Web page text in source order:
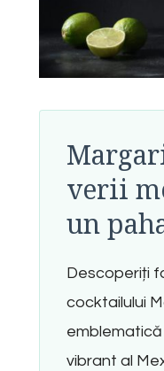
verii
un
Descoperiți
cocktailului
vibrant al